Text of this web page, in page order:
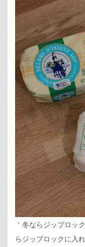
＇冬ならジップロッ
らジップロックに入